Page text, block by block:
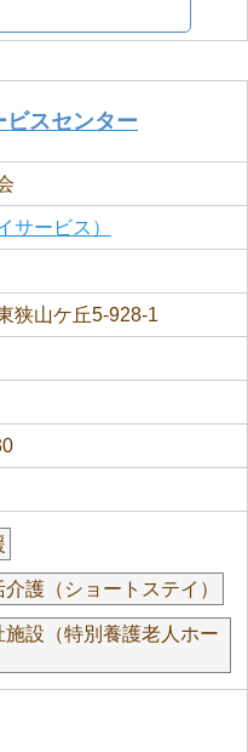
ビスセンター
サービス）
狭山ケ丘5-928-1
護（ショートステイ）
設（特別養護老人ホー